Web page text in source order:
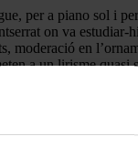
per a piano sol i
on va estudiar-
moderació en
a un lirisme
hi domina en
com el
amb el gust de